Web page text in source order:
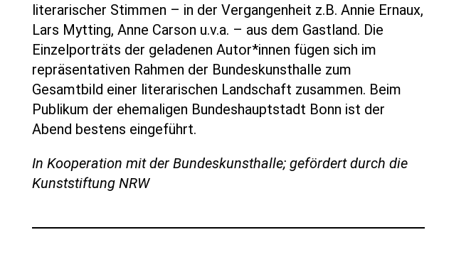
literarischer Stimmen – in der Vergangenheit z.B. Annie Ernaux,
Lars Mytting, Anne Carson u.v.a. – aus dem Gastland. Die
Einzelporträts der geladenen Autor*innen fügen sich im
repräsentativen Rahmen der Bundeskunsthalle zum
Gesamtbild einer literarischen Landschaft zusammen. Beim
Publikum der ehemaligen Bundeshauptstadt Bonn ist der
Abend bestens eingeführt.
In Kooperation mit der Bundeskunsthalle; gefördert durch die
Kunststiftung NRW